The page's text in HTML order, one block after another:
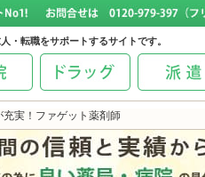
実！ファゲット薬剤師
・転職をサポートするサイトです。